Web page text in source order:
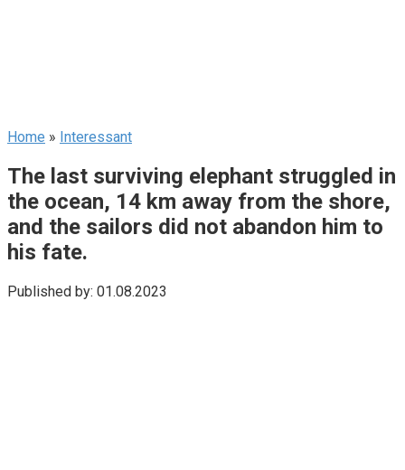
Home » Interessant
The last surviving elephant struggled in
the ocean, 14 km away from the shore,
and the sailors did not abandon him to
his fate.
Published by: 01.08.2023